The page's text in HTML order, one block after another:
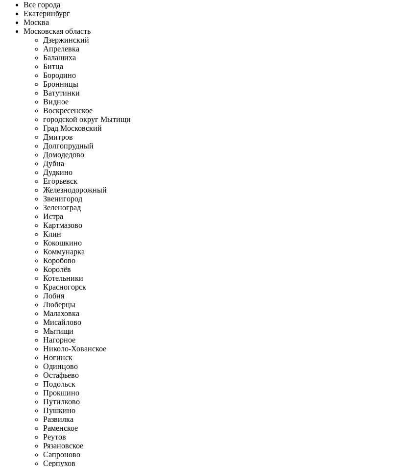
Все города
Екатеринбург
Москва
Московская область
Дзержинский
Апрелевка
Балашиха
Битца
Бородино
Бронницы
Ватутинки
Видное
Воскресенское
городской округ Мытищи
Град Московский
Дмитров
Долгопрудный
Домодедово
Дубна
Дудкино
Егорьевск
Железнодорожный
Звенигород
Зеленоград
Истра
Картмазово
Клин
Кокошкино
Коммунарка
Коробово
Королёв
Котельники
Красногорск
Лобня
Люберцы
Малаховка
Мисайлово
Мытищи
Нагорное
Николо-Хованское
Ногинск
Одинцово
Остафьево
Подольск
Прокшино
Путилково
Пушкино
Развилка
Раменское
Реутов
Рязановское
Сапроново
Серпухов